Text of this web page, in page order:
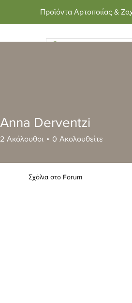
Προϊόντα Αρτοποιίας &
Anna Derventzi
2 Ακόλουθοι 0 Ακολουθείτε
Σχόλια στο Forum